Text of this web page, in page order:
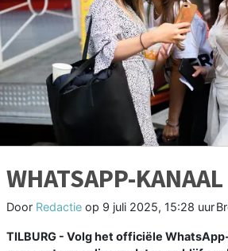
WHATSAPP-
Door Redactie op 9 juli 2025, 15:28 uur
TILBURG - Volg het officiële